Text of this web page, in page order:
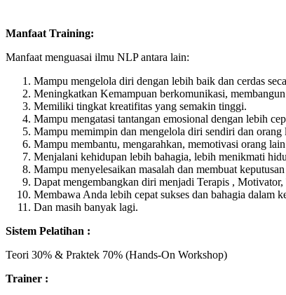
Manfaat Training:
Manfaat menguasai ilmu NLP antara lain:
Mampu mengelola diri dengan lebih baik dan cerdas
Meningkatkan Kemampuan berkomunikasi,
Memiliki tingkat kreatifitas yang semakin tinggi.
Mampu mengatasi tantangan emosional dengan lebih
Mampu memimpin dan mengelola diri sendiri dan
Mampu membantu, mengarahkan, memotivasi orang
Menjalani kehidupan lebih bahagia, lebih menikmati
Mampu menyelesaikan masalah dan membuat
Dapat mengembangkan diri menjadi Terapis ,
Membawa Anda lebih cepat sukses dan bahagia dalam
Dan masih banyak lagi.
Sistem Pelatihan :
Teori 30% & Praktek 70% (Hands-On Workshop)
Trainer :